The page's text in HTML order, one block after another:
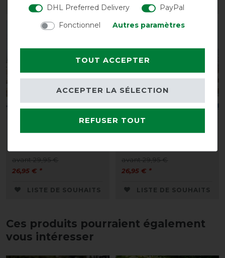
LISTE DE SOUHAITS LISTE DE SOUHAITS
Couvre-reins en polaire
avant 29,95 €
26,95 € *
LISTE DE SOUHAITS
Couvre-reins en polaire
avant 29,95 €
26,95 € *
LISTE DE SOUHAITS
Ces produits pourraient également
vous intéresser
DHL Preferred Delivery
PayPal
Fonctionnel
Autres paramètres
TOUT ACCEPTER
REFUSER TOUT
ACCEPTER LA SÉLECTION